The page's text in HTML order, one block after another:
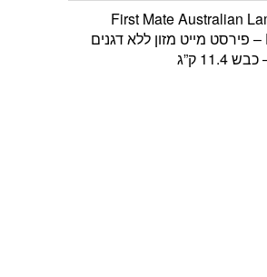
First Mate Australian
Formula – פירסט מייט מזון ללא דגנים
ק”ג